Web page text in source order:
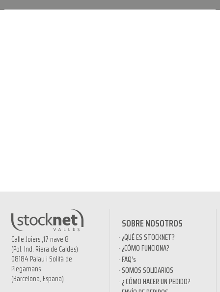
Calle Joiers ,17 nave 8
(Pol. Ind. Riera de Caldes)
08184 Palau i Solità de
Plegamans
(Barcelona, España)
SOBRE NOSOTROS
¿QUÉ ES STOCKNET?
¿CÓMO FUNCIONA?
FAQ’s
SOMOS SOLIDARIOS
¿ CÓMO HACER UN PEDIDO?